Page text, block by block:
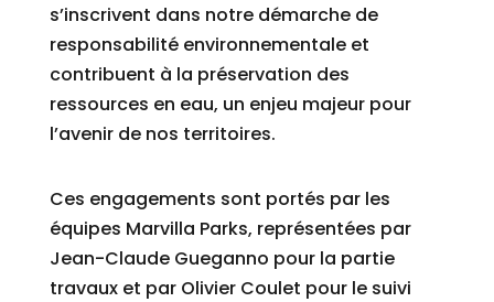
s’inscrivent dans notre démarche de
responsabilité environnementale et
contribuent à la préservation des
ressources en eau, un enjeu majeur pour
l’avenir de nos territoires.
Ces engagements sont portés par les
équipes Marvilla Parks, représentées par
Jean-Claude Gueganno pour la partie
travaux et par Olivier Coulet pour le suivi